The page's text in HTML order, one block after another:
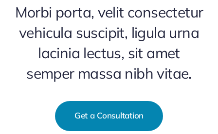
Morbi porta, velit consectetur
vehicula suscipit, ligula urna
lacinia lectus, sit amet
semper massa nibh vitae.
Get a Consultation